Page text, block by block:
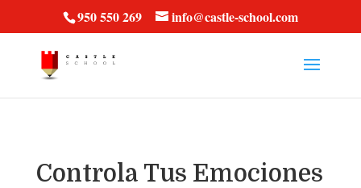
950 550 269 info@castle-school.com
Controla Tus Emociones